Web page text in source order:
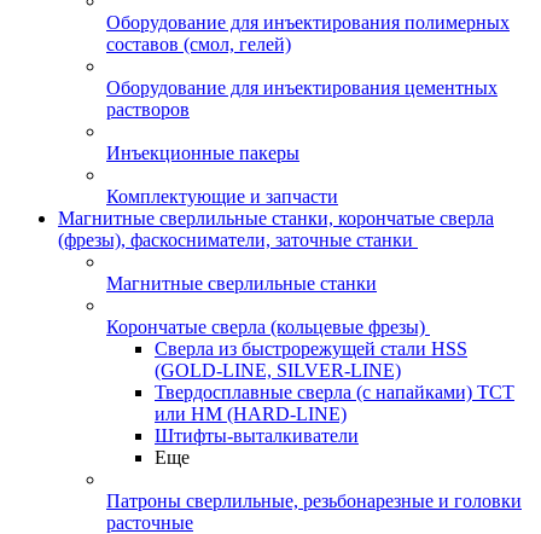
Оборудование для инъектирования полимерных
составов (смол, гелей)
Оборудование для инъектирования цементных
растворов
Инъекционные пакеры
Комплектующие и запчасти
Магнитные сверлильные станки, корончатые сверла
(фрезы), фаскосниматели, заточные станки
Магнитные сверлильные станки
Корончатые сверла (кольцевые фрезы)
Сверла из быстрорежущей стали HSS
(GOLD-LINE, SILVER-LINE)
Твердосплавные сверла (с напайками) ТСТ
или HM (HARD-LINE)
Штифты-выталкиватели
Еще
Патроны сверлильные, резьбонарезные и головки
расточные